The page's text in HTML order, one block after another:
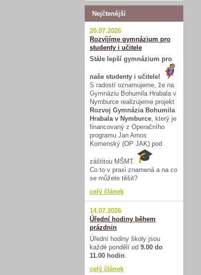
Nejčtenější
20.07.2026
Rozvíjíme gymnázium pro
studenty i učitele
Stále lepší gymnázium pro
naše studenty i učitele!
S radostí oznamujeme, že na
Gymnáziu Bohumila Hrabala v
Nymburce realizujeme projekt
Rozvoj Gymnázia Bohumila
Hrabala v Nymburce , který je
financovaný z Operačního
programu Jan Amos
Komenský (OP JAK) pod
záštitou MŠMT.
Co to v praxi znamená a na co
se můžete těšit?
celý článek
14.07.2026
Úřední hodiny během
prázdnin
Úřední hodiny školy jsou
každé pondělí od 9.00 do
11.00 hodin
celý článek